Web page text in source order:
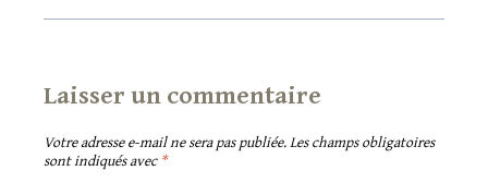
Laisser un commentaire
Votre adresse e-mail ne sera pas publiée.Les champs obligatoires
sont indiqués avec *